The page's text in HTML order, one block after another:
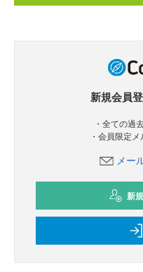
新規会員
・全ての過
・会員限定
メー
新